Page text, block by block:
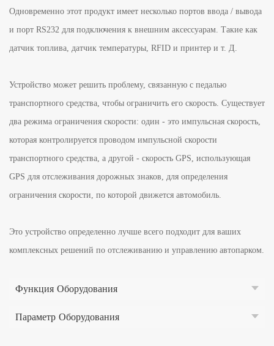
Одновременно этот продукт имеет несколько портов ввода / вывода
и порт RS232 для подключения к внешним аксессуарам. Такие как
датчик топлива, датчик температуры, RFID и принтер и т. Д.
Устройство может решить проблему, связанную с педалью
транспортного средства, чтобы ограничить его скорость. Существует
два режима ограничения скорости: один - это импульсная скорость,
которая контролируется проводом импульсной скорости
транспортного средства, а другой - скорость GPS, использующая
GPS для отслеживания дорожных знаков, для определения
ограничения скорости, по которой движется автомобиль.
Это устройство определенно лучше всего подходит для ваших
комплексных решений по отслеживанию и управлению автопарком.
Функция Оборудования
Параметр Оборудования